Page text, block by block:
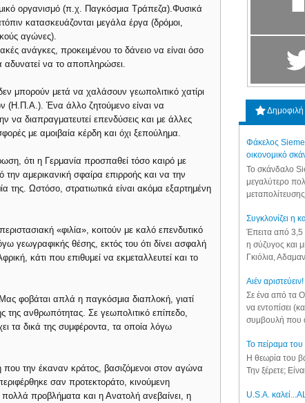
οργανισμό (π.χ. Παγκόσμια Τράπεζα).Φυσικά
κατασκευάζονται μεγάλα έργα (δρόμοι,
αγώνες).
ανάγκες, προκειμένου το δάνειο να είναι όσο
αδυνατεί να το αποπληρώσει.
μπορούν μετά να χαλάσουν γεωπολιτικό χατίρι
(Η.Π.Α.). Ένα άλλο ζητούμενο είναι να
να διαπραγματευτεί επενδύσεις και με άλλες
με αμοιβαία κέρδη και όχι ξεπούλημα.
ότι η Γερμανία προσπαθεί τόσο καιρό με
αμερικανική σφαίρα επιρροής και να την
της. Ωστόσο, στρατιωτικά είναι ακόμα εξαρτημένη
«φιλία», κοιτούν με καλό επενδυτικό
γεωγραφικής θέσης, εκτός του ότι δίνει ασφαλή
κάτι που επιθυμεί να εκμεταλλευτεί και το
φοβάται απλά η παγκόσμια διαπλοκή, γιατί
της ανθρωπότητας. Σε γεωπολιτικό επίπεδο,
τα δικά της συμφέροντα, τα οποία λόγω
την έκαναν κράτος, βασιζόμενοι στον αγώνα
σαν προτεκτοράτο, κινούμενη
προβλήματα και η Ανατολή ανεβαίνει, η
Δημοφιλή
Φάκελος
οικονομικό
Το σκάνδαλο
μεγαλύτερο
Συγκλονίζει η
Έπειτα από 3,5
η σύζυγος και
Γκιόλια,
Aιέν αριστεύειν!
Σε ένα από τα
να εντοπίσει
συμβουλή που
Το πείραμα
Η θεωρία του
Την ξέρετε;
U.S.A.